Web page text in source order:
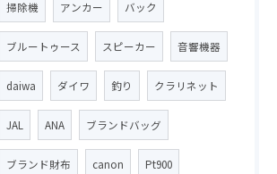
掃除機 アンカー バック
ブルートゥース スピーカー 音響機器
daiwa ダイワ 釣り クラリネット
JAL ANA ブランドバッグ
ブランド財布 canon Pt900